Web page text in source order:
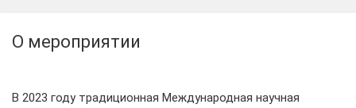
О мероприятии
В 2023 году традиционная Международная научная